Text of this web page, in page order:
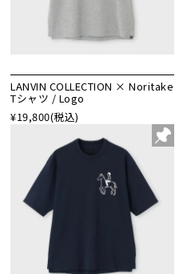
LANVIN COLLECTION × Noritake
Tシャツ / Logo
¥19,800(税込)